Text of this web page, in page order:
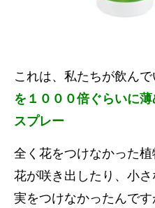
これは、私たちが飲んで
を１０００倍ぐらいに
スプレー
全く花をつけなかった
花が咲き出したり、小
実をつけなかったんで